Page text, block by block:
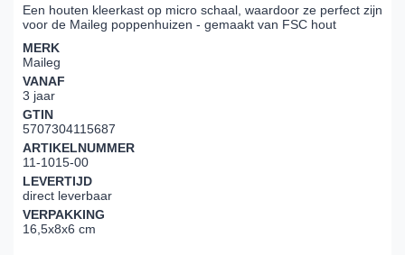
Een houten kleerkast op micro schaal, waardoor ze perfect zijn
voor de Maileg poppenhuizen - gemaakt van FSC hout
MERK
Maileg
VANAF
3 jaar
GTIN
5707304115687
ARTIKELNUMMER
11-1015-00
LEVERTIJD
direct leverbaar
VERPAKKING
16,5x8x6 cm